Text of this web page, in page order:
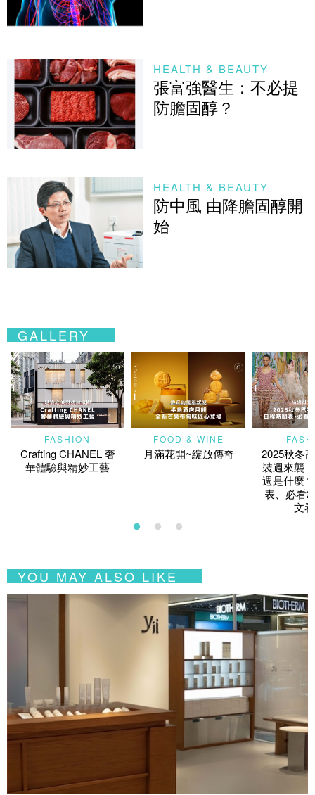
HEALTH & BEAUTY
張富強醫生：不必提
防膽固醇？
HEALTH & BEAUTY
防中風 由降膽固醇開
始
GALLERY
FASHION
Crafting CHANEL 奢
華體驗與精妙工藝
FOOD & WINE
月滿花開~綻放傳奇
2025秋冬
裝週來襲
週是什麼
表、必看
文
YOU MAY ALSO LIKE